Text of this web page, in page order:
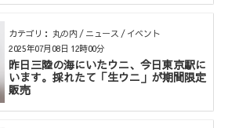
カテゴリ： 丸の内 / ニュース / イベント
昨日三陸の海にいたウニ、今日東京駅に
います。採れたて「生ウニ」が期間限定
販売
2025年07月08日 12時00分